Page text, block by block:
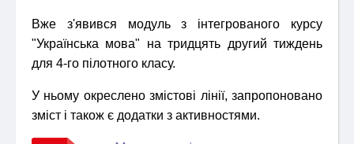
Вже з'явився модуль з інтегрованого курсу
"Українська мова" на тридцять другий тиждень
для 4-го пілотного класу.
У ньому окреслено змістові лінії, запропоновано
зміст і також є додатки з активностями.